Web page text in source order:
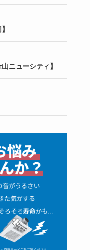
ニューシティ】